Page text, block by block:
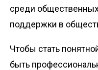
среди
поддержки в
Чтобы стать
быть